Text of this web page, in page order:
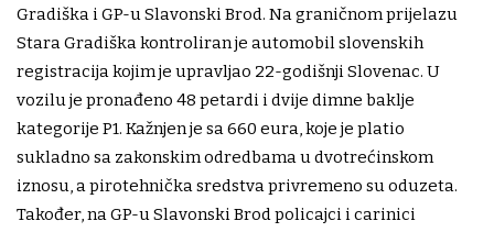
Gradiška i GP-u Slavonski Brod. Na graničnom prijelazu
Stara Gradiška kontroliran je automobil slovenskih
registracija kojim je upravljao 22-godišnji Slovenac. U
vozilu je pronađeno 48 petardi i dvije dimne baklje
kategorije P1. Kažnjen je sa 660 eura, koje je platio
sukladno sa zakonskim odredbama u dvotrećinskom
iznosu, a pirotehnička sredstva privremeno su oduzeta.
Također, na GP-u Slavonski Brod policajci i carinici